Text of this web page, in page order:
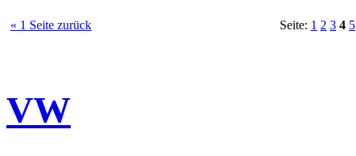
« 1 Seite zurück Seite: 1 2 3 4 5
VW